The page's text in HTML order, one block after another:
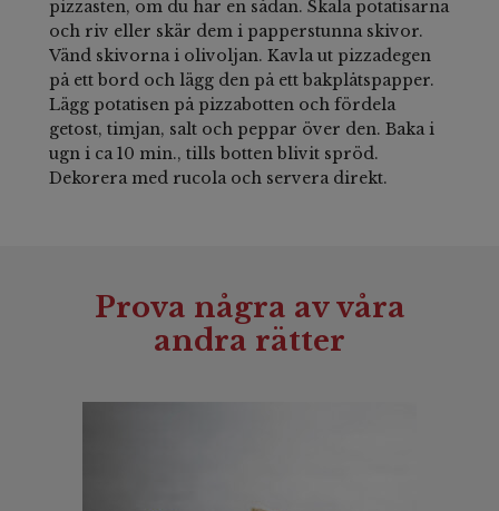
pizzasten, om du har en sådan. Skala potatisarna
och riv eller skär dem i papperstunna skivor.
Vänd skivorna i olivoljan. Kavla ut pizzadegen
på ett bord och lägg den på ett bakplåtspapper.
Lägg potatisen på pizzabotten och fördela
getost, timjan, salt och peppar över den. Baka i
ugn i ca 10 min., tills botten blivit spröd.
Dekorera med rucola och servera direkt.
Prova några av våra
andra rätter